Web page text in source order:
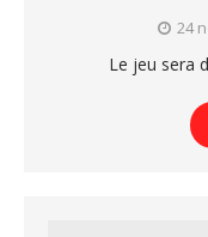
24
Le jeu sera